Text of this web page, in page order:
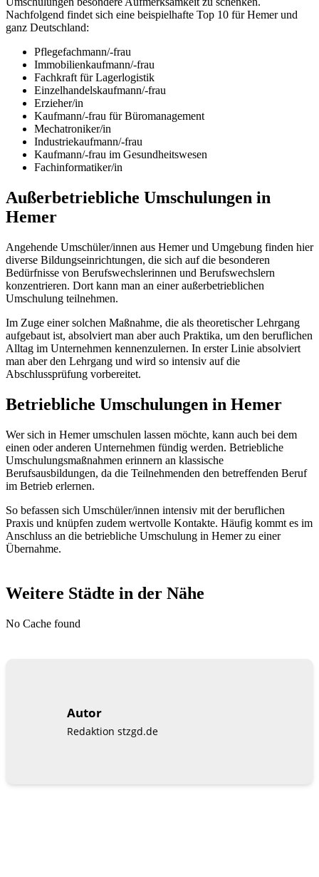
Nachfolgend findet sich eine beispielhafte Top 10 für Hemer und
ganz Deutschland:
Pflegefachmann/-frau
Immobilienkaufmann/-frau
Fachkraft für Lagerlogistik
Einzelhandelskaufmann/-frau
Erzieher/in
Kaufmann/-frau für Büromanagement
Mechatroniker/in
Industriekaufmann/-frau
Kaufmann/-frau im Gesundheitswesen
Fachinformatiker/in
Außerbetriebliche Umschulungen in
Hemer
Angehende Umschüler/innen aus Hemer und Umgebung finden hier
diverse Bildungseinrichtungen, die sich auf die besonderen
Bedürfnisse von Berufswechslerinnen und Berufswechslern
konzentrieren. Dort kann man an einer außerbetrieblichen
Umschulung teilnehmen.
Im Zuge einer solchen Maßnahme, die als theoretischer Lehrgang
aufgebaut ist, absolviert man aber auch Praktika, um den beruflichen
Alltag im Unternehmen kennenzulernen. In erster Linie absolviert
man aber den Lehrgang und wird so intensiv auf die
Abschlussprüfung vorbereitet.
Betriebliche Umschulungen in Hemer
Wer sich in Hemer umschulen lassen möchte, kann auch bei dem
einen oder anderen Unternehmen fündig werden. Betriebliche
Umschulungsmaßnahmen erinnern an klassische
Berufsausbildungen, da die Teilnehmenden den betreffenden Beruf
im Betrieb erlernen.
So befassen sich Umschüler/innen intensiv mit der beruflichen
Praxis und knüpfen zudem wertvolle Kontakte. Häufig kommt es im
Anschluss an die betriebliche Umschulung in Hemer zu einer
Übernahme.
Weitere Städte in der Nähe
No Cache found
Autor
Redaktion stzgd.de